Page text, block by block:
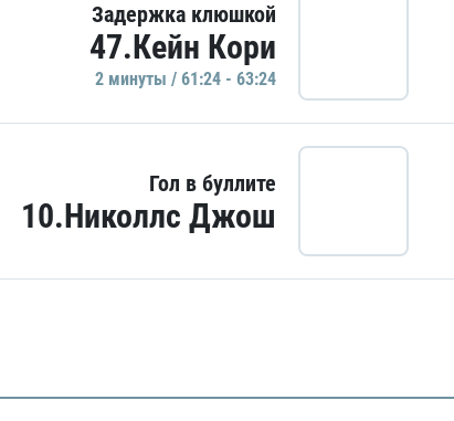
Задержка клюшкой
47.Кейн Кори
2 минуты / 61:24 - 63:24
Гол в буллите
10.Николлс Джош